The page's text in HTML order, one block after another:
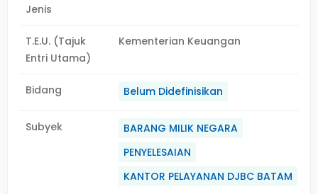
Jenis
T.E.U. (Tajuk
Entri Utama)
Kementerian Keuangan
Bidang Belum Didefinisikan
Subyek
BARANG MILIK NEGARA
PENYELESAIAN
KANTOR PELAYANAN DJBC BATAM